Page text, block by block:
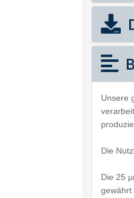
Unsere
Die
Die 25
gewährt